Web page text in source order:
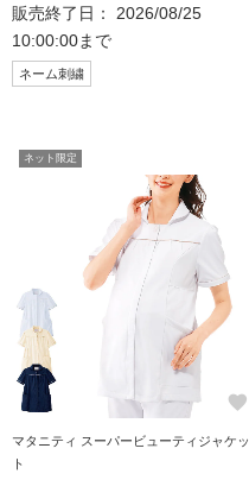
販売終了日： 2026/08/25
10:00:00まで
ネーム刺繍
ネット限定
favorite
マタニティ スーパービューティジャケッ
ト